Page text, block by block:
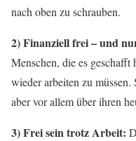
nach oben zu schrauben.
2) Finanziell frei – und
Menschen, die es
wieder arbeiten zu
aber vor allem über ihren
3) Frei sein trotz Arbeit: